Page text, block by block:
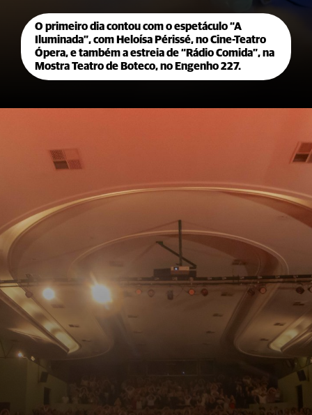
O primeiro dia contou com o espetáculo “A
Iluminada”, com Heloísa Périssé, no Cine-Teatro
Ópera, e também a estreia de “Rádio Comida”, na
Mostra Teatro de Boteco, no Engenho 227.